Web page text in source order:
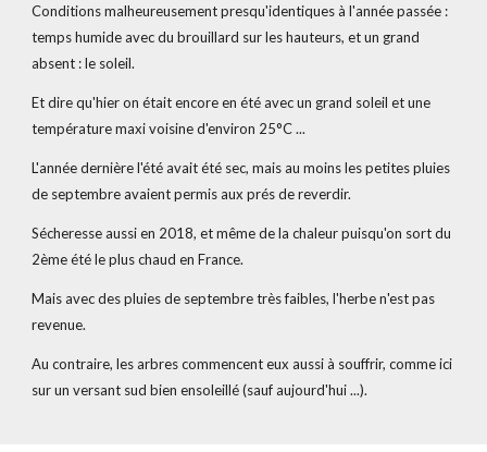
Conditions malheureusement presqu'identiques à l'année passée :
temps humide avec du brouillard sur les hauteurs, et un grand
absent : le soleil.
Et dire qu'hier on était encore en été avec un grand soleil et une
température maxi voisine d'environ 25°C ...
L'année dernière l'été avait été sec, mais au moins les petites pluies
de septembre avaient permis aux prés de reverdir.
Sécheresse aussi en 2018, et même de la chaleur puisqu'on sort du
2ème été le plus chaud en France.
Mais avec des pluies de septembre très faibles, l'herbe n'est pas
revenue.
Au contraire, les arbres commencent eux aussi à souffrir, comme ici
sur un versant sud bien ensoleillé (sauf aujourd'hui ...).